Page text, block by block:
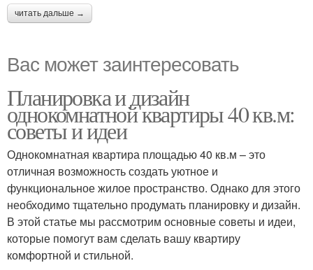
читать дальше →
Вас может заинтересовать
Планировка и дизайн
однокомнатной квартиры 40 кв.м:
советы и идеи
Однокомнатная квартира площадью 40 кв.м – это
отличная возможность создать уютное и
функциональное жилое пространство. Однако для этого
необходимо тщательно продумать планировку и дизайн.
В этой статье мы рассмотрим основные советы и идеи,
которые помогут вам сделать вашу квартиру
комфортной и стильной.